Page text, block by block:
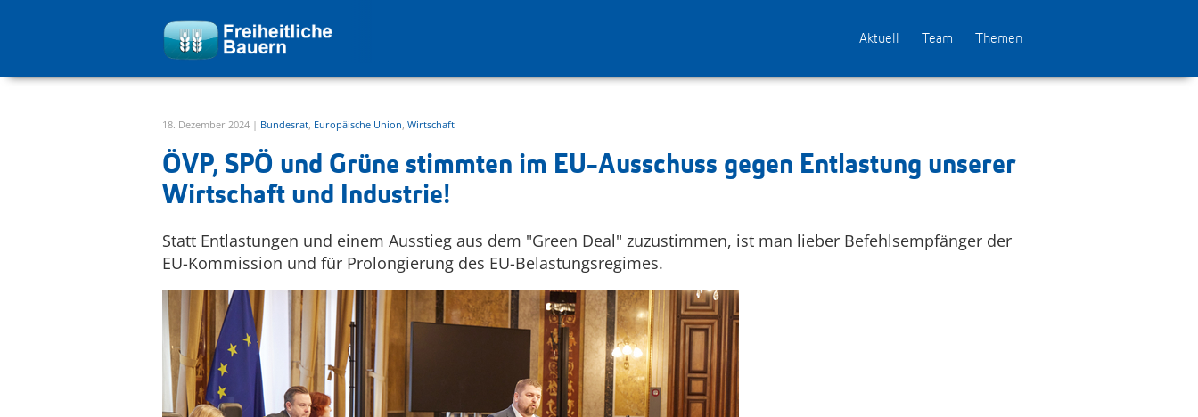
zur Hauptnavigation springen
Aktuell Team Themen
18. Dezember 2024 | Bundesrat, Europäische Union, Wirtschaft
ÖVP, SPÖ und Grüne stimmten im EU-Ausschuss gegen Entlastung unserer
Wirtschaft und Industrie!
Statt Entlastungen und einem Ausstieg aus dem "Green Deal" zuzustimmen, ist man lieber Befehlsempfänger der
EU-Kommission und für Prolongierung des EU-Belastungsregimes.